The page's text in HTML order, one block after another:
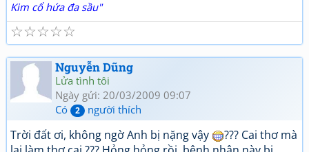
Kim cổ hứa đa sầu"
☆
☆
☆
☆
☆
Nguyễn Dũng
Lửa tình tôi
Ngày gửi: 20/03/2009 09:07
Có
2 người thích
Trời đất ơi, không ngờ Anh bị nặng vậy
??? Cai thơ mà